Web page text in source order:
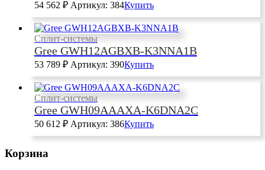
54 562 ₽ Артикул: 384Купить
Сплит-системы
Gree GWH12AGBXB-K3NNA1B
53 789 ₽ Артикул: 390Купить
Сплит-системы
Gree GWH09AAAXA-K6DNA2C
50 612 ₽ Артикул: 386Купить
Корзина